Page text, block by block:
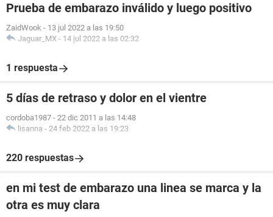
Prueba de embarazo inválido y luego positivo
ZaidWook - 13 jul 2022 a las 19:50
Jaguar_MX - 14 jul 2022 a las 02:32
1 respuesta
5 días de retraso y dolor en el vientre
cordoba1987 - 22 dic 2011 a las 14:48
lisanna - 24 feb 2022 a las 19:23
220 respuestas
en mi test de embarazo una linea se marca y la
otra es muy clara